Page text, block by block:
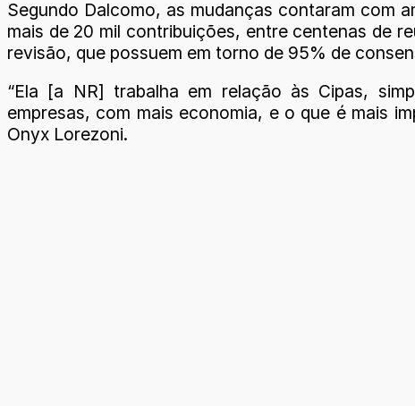
Segundo Dalcomo, as mudanças contaram com
mais de 20 mil contribuições, entre centenas de
revisão, que possuem em torno de 95% de
“Ela [a NR] trabalha em relação às Cipas,
empresas, com mais economia, e o que é mais
Onyx Lorezoni.